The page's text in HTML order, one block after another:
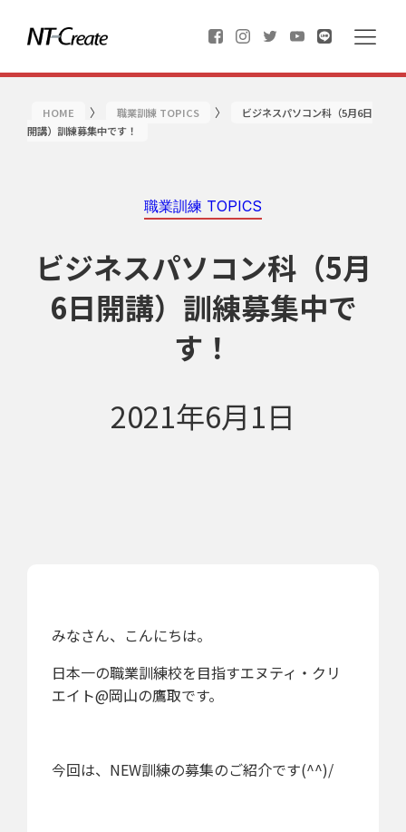
HOME 〉 職業訓練 TOPICS 〉
ビジネスパソコン科（5月6日
開講）訓練募集中です！
職業訓練 TOPICS
ビジネスパソコン科（5月
6日開講）訓練募集中で
す！
2021年6月1日
みなさん、こんにちは。
日本一の職業訓練校を目指すエヌティ・クリ
エイト@岡山の鷹取です。
今回は、NEW訓練の募集のご紹介です(^^)/